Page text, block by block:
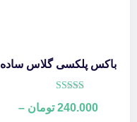
باکس پلکسی گلاس ساده
5.00
240.000 تومان –